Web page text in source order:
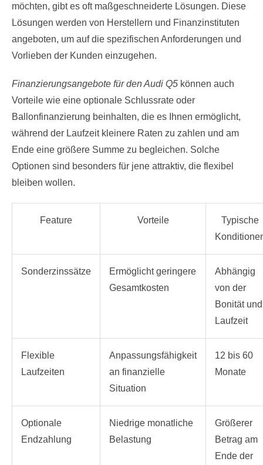
möchten, gibt es oft maßgeschneiderte Lösungen. Diese
Lösungen werden von Herstellern und Finanzinstituten
angeboten, um auf die spezifischen Anforderungen und
Vorlieben der Kunden einzugehen.
Finanzierungsangebote für den Audi Q5 können auch
Vorteile wie eine optionale Schlussrate oder
Ballonfinanzierung beinhalten, die es Ihnen ermöglicht,
während der Laufzeit kleinere Raten zu zahlen und am
Ende eine größere Summe zu begleichen. Solche
Optionen sind besonders für jene attraktiv, die flexibel
bleiben wollen.
Feature Vorteile
Typische
Sonderzinssätze
Ermöglicht geringere
Gesamtkosten
Abhängig
von der
Bonität und
Laufzeit
Flexible
Laufzeiten
Anpassungsfähigkeit
an finanzielle
Situation
12 bis 60
Monate
Optionale
Endzahlung
Niedrige monatliche
Belastung
Größerer
Betrag am
Ende der